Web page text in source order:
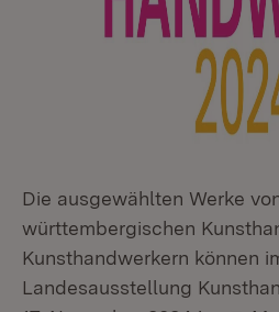
Die ausgewählten Werke
württembergischen
Kunsthandwerkern können
Landesausstellung